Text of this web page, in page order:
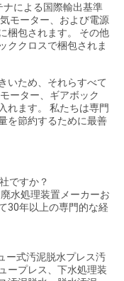
による国際輸出基準
モーター、および電源
梱包されます。 その他
ククロスで梱包されま
いため、それらすべて
ーター、ギアボック
れます。 私たちは専門
を節約するために最善
ですか？
水処理装置メーカーお
30年以上の専門的な経
ー式汚泥脱水プレス汚
ープレス、下水処理装